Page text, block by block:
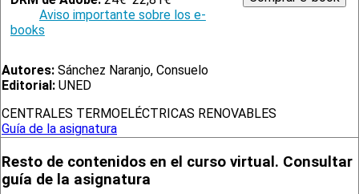
Aviso importante sobre los e-
books
Autores: Sánchez Naranjo, Consuelo
Editorial: UNED
CENTRALES TERMOELÉCTRICAS RENOVABLES
Guía de la asignatura
Resto de contenidos en el curso virtual. Consultar
guía de la asignatura